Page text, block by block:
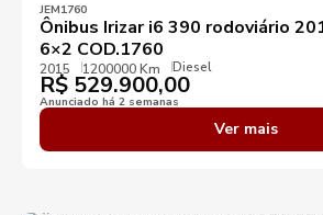
JEM1760
Ônibus Irizar i6 390 rodoviário
6×2 COD.1760
2015 1200000 Km Diesel
R$ 529.900,00
Anunciado há 2 semanas
Ver mais